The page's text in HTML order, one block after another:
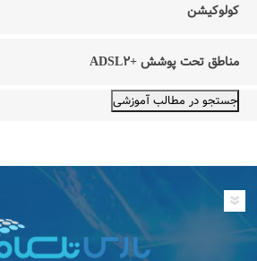
کولوکیشن
مناطق تحت پوشش +ADSL۲